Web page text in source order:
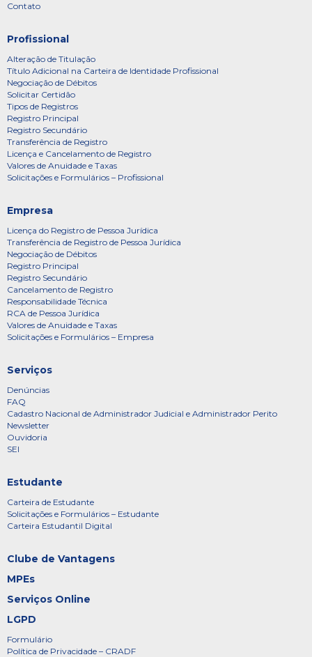
Contato
Profissional
Alteração de Titulação
Título Adicional na Carteira de Identidade Profissional
Negociação de Débitos
Solicitar Certidão
Tipos de Registros
Registro Principal
Registro Secundário
Transferência de Registro
Licença e Cancelamento de Registro
Valores de Anuidade e Taxas
Solicitações e Formulários – Profissional
Empresa
Licença do Registro de Pessoa Jurídica
Transferência de Registro de Pessoa Jurídica
Negociação de Débitos
Registro Principal
Registro Secundário
Cancelamento de Registro
Responsabilidade Técnica
RCA de Pessoa Jurídica
Valores de Anuidade e Taxas
Solicitações e Formulários – Empresa
Serviços
Denúncias
FAQ
Cadastro Nacional de Administrador Judicial e Administrador Perito
Newsletter
Ouvidoria
SEI
Estudante
Carteira de Estudante
Solicitações e Formulários – Estudante
Carteira Estudantil Digital
Clube de Vantagens
MPEs
Serviços Online
LGPD
Formulário
Política de Privacidade – CRADF